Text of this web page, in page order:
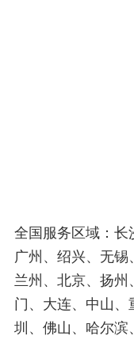
全国服务区域：长
广州、绍兴、无锡
兰州、北京、扬州
门、大连、中山、
圳、佛山、哈尔滨